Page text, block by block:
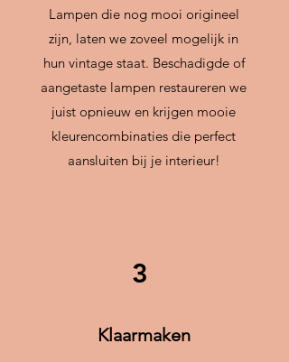
Lampen die nog mooi origineel
zijn, laten we zoveel mogelijk in
hun vintage staat. Beschadigde of
aangetaste lampen restaureren we
juist opnieuw en krijgen mooie
kleurencombinaties die perfect
aansluiten bij je interieur!
3
Klaarmaken